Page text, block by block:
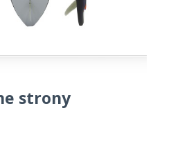
strony